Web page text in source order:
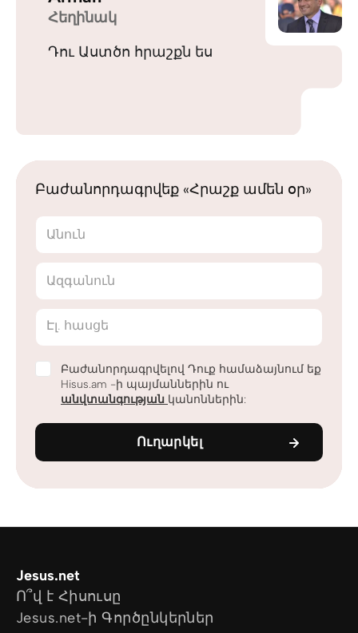
Հեղինակ
Դու Աստծո հրաշքն ես
Բաժանորդագրվեք «Հրաշք ամեն օր»
Անուն
Ազգանուն
Էլ. հասցե
Բաժանորդագրվելով Դուք համաձայնում եք
Hisus.am -ի պայմաններին ու
անվտանգության կանոններին:
Ուղարկել
Jesus.net
Ո՞վ է Հիսուսը
Jesus.net-ի Գործընկերներ